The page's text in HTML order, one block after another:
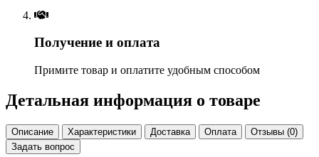
Получение и оплата
Примите товар и оплатите удобным способом
Детальная информация о товаре
Описание Характеристики Доставка Оплата
Отзывы (0)
Задать вопрос